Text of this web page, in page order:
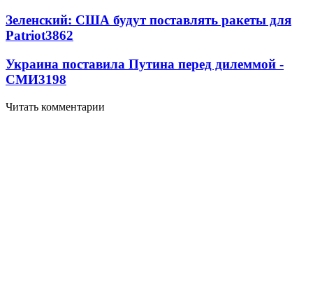
Зеленский: США будут поставлять ракеты для
Patriot3862
Украина поставила Путина перед дилеммой -
СМИ3198
Читать комментарии